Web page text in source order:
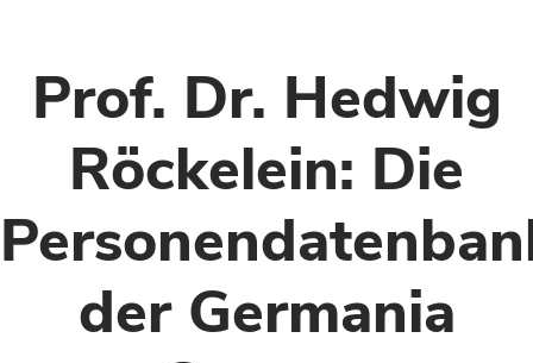
Prof. Dr. Hedwig
Röckelein: Die
der Germania